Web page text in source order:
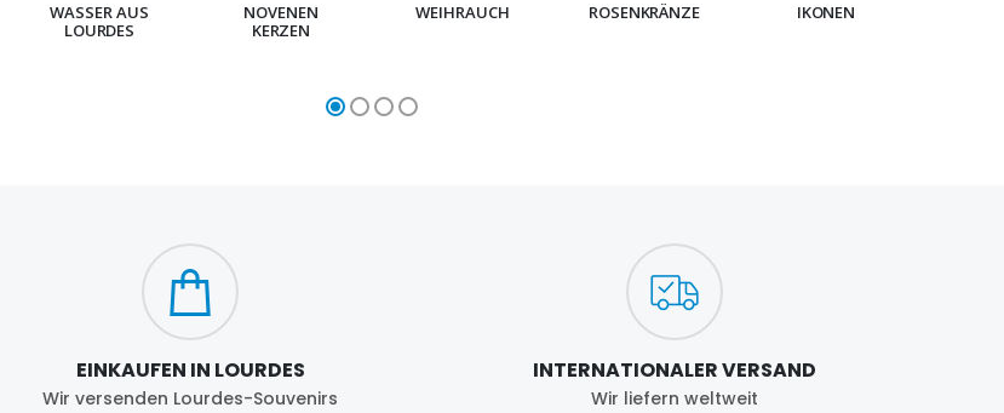
WASSER AUS
LOURDES
NOVENEN
KERZEN
WEIHRAUCH ROSENKRÄNZE IKONEN
EINKAUFEN IN LOURDES
Wir versenden Lourdes-Souvenirs
INTERNATIONALER VERSAND
Wir liefern weltweit